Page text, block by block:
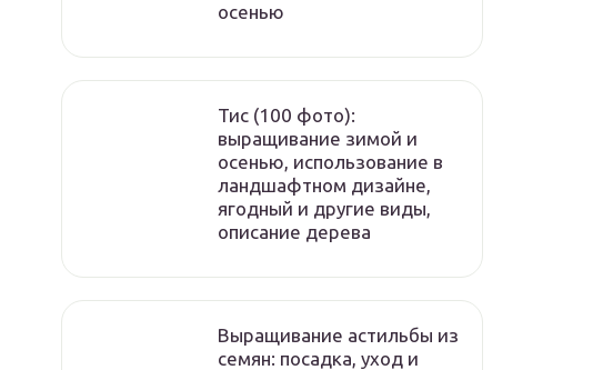
осенью
Тис (100 фото):
выращивание зимой и
осенью, использование в
ландшафтном дизайне,
ягодный и другие виды,
описание дерева
Выращивание астильбы из
семян: посадка, уход и